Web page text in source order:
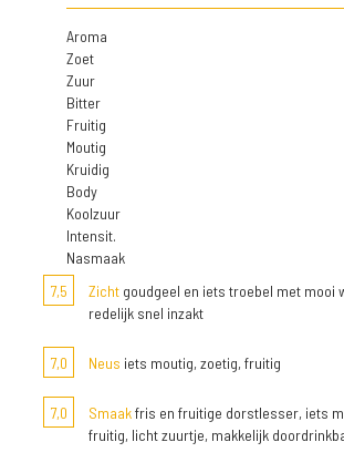
Aroma
Zoet
Zuur
Bitter
Fruitig
Moutig
Kruidig
Body
Koolzuur
Intensit.
Nasmaak
7,5
Zicht goudgeel en iets troebel met mooi
redelijk snel inzakt
7,0 Neus iets moutig, zoetig, fruitig
7,0 Smaakfris en fruitige dorstlesser, iets
fruitig, licht zuurtje, makkelijk